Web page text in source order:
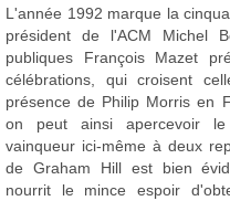
L'année 1992 marque la
président de l'ACM Michel
publiques François Mazet
célébrations, qui croisent
présence de Philip Morris en
on peut ainsi apercevoir le
vainqueur ici-même à deux
de Graham Hill est bien
nourrit le mince espoir